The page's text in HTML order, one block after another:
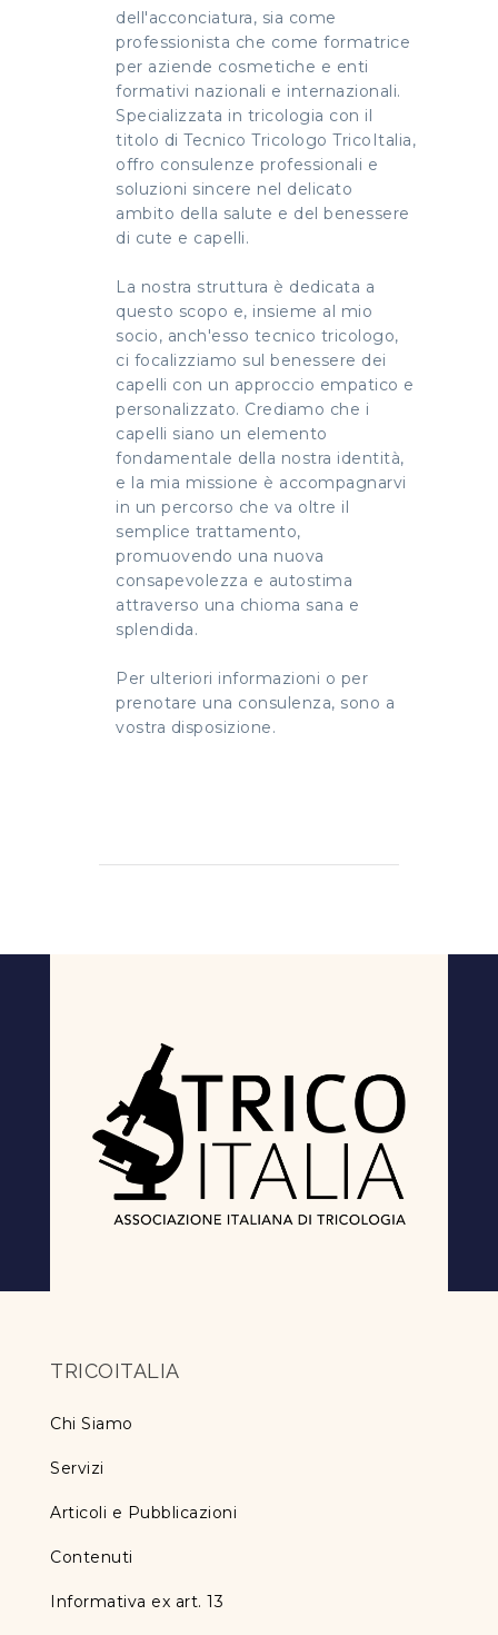
dell'acconciatura, sia come
professionista che come formatrice
per aziende cosmetiche e enti
formativi nazionali e internazionali.
Specializzata in tricologia con il
titolo di Tecnico Tricologo TricoItalia,
offro consulenze professionali e
soluzioni sincere nel delicato
ambito della salute e del benessere
di cute e capelli.
La nostra struttura è dedicata a
questo scopo e, insieme al mio
socio, anch'esso tecnico tricologo,
ci focalizziamo sul benessere dei
capelli con un approccio empatico e
personalizzato. Crediamo che i
capelli siano un elemento
fondamentale della nostra identità,
e la mia missione è accompagnarvi
in un percorso che va oltre il
semplice trattamento,
promuovendo una nuova
consapevolezza e autostima
attraverso una chioma sana e
splendida.
Per ulteriori informazioni o per
prenotare una consulenza, sono a
vostra disposizione.
TRICOITALIA
Chi Siamo
Servizi
Articoli e Pubblicazioni
Contenuti
Informativa ex art. 13